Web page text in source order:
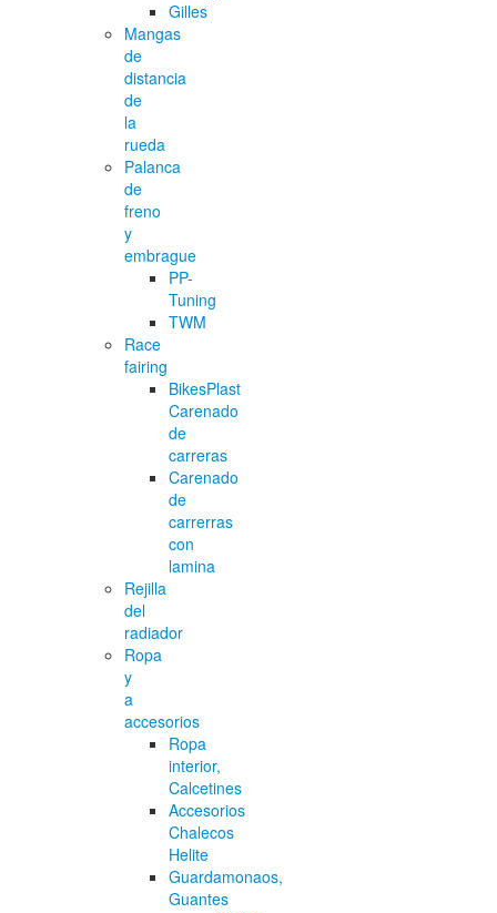
Gilles
Mangas
de
distancia
de
la
rueda
Palanca
de
freno
y
embrague
PP-
Tuning
TWM
Race
fairing
BikesPlast
Carenado
de
carreras
Carenado
de
carrerras
con
lamina
Rejilla
del
radiador
Ropa
y
a
accesorios
Ropa
interior,
Calcetines
Accesorios
Chalecos
Helite
Guardamonaos,
Guantes